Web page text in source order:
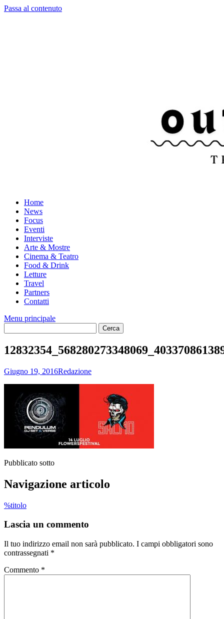
Passa al contenuto
Home
News
Focus
Eventi
Interviste
Arte & Mostre
Cinema & Teatro
Food & Drink
Letture
Travel
Partners
Contatti
Menu principale
Giugno 19, 2016Redazione
Pubblicato sotto
Navigazione articolo
%titolo
Lascia un commento
Il tuo indirizzo email non sarà pubblicato. I campi obbligatori sono
contrassegnati *
Commento *